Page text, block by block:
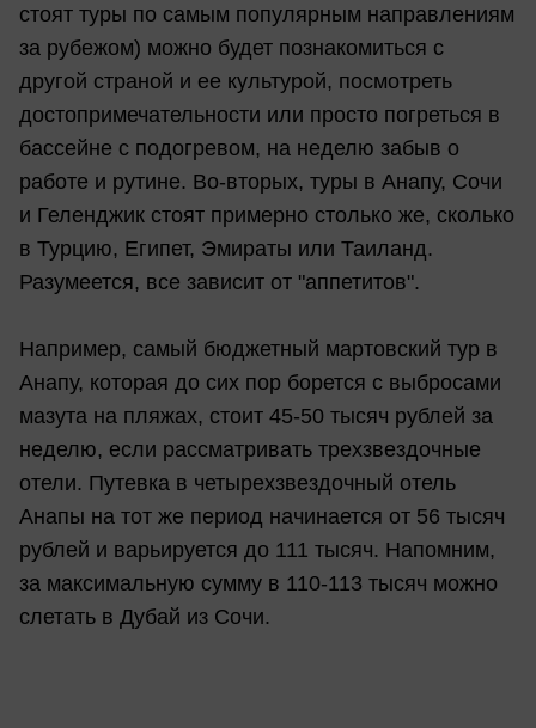
стоят туры по самым популярным направлениям
за рубежом) можно будет познакомиться с
другой страной и ее культурой, посмотреть
достопримечательности или просто погреться в
бассейне с подогревом, на неделю забыв о
работе и рутине. Во-вторых, туры в Анапу, Сочи
и Геленджик стоят примерно столько же, сколько
в Турцию, Египет, Эмираты или Таиланд.
Разумеется, все зависит от "аппетитов".
Например, самый бюджетный мартовский тур в
Анапу, которая до сих пор борется с выбросами
мазута на пляжах, стоит 45-50 тысяч рублей за
неделю, если рассматривать трехзвездочные
отели. Путевка в четырехзвездочный отель
Анапы на тот же период начинается от 56 тысяч
рублей и варьируется до 111 тысяч. Напомним,
за максимальную сумму в 110-113 тысяч можно
слетать в Дубай из Сочи.